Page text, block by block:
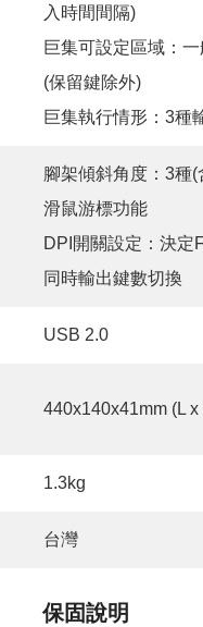
入時間間隔)
巨集可設定區域：
(保留鍵除外)
巨集執行情形：3種
腳架傾斜角度：3種(
滑鼠游標功能
DPI開關設定：決定
同時輸出鍵數切換
USB 2.0
440x140x41mm (L x
1.3kg
台灣
保固說明